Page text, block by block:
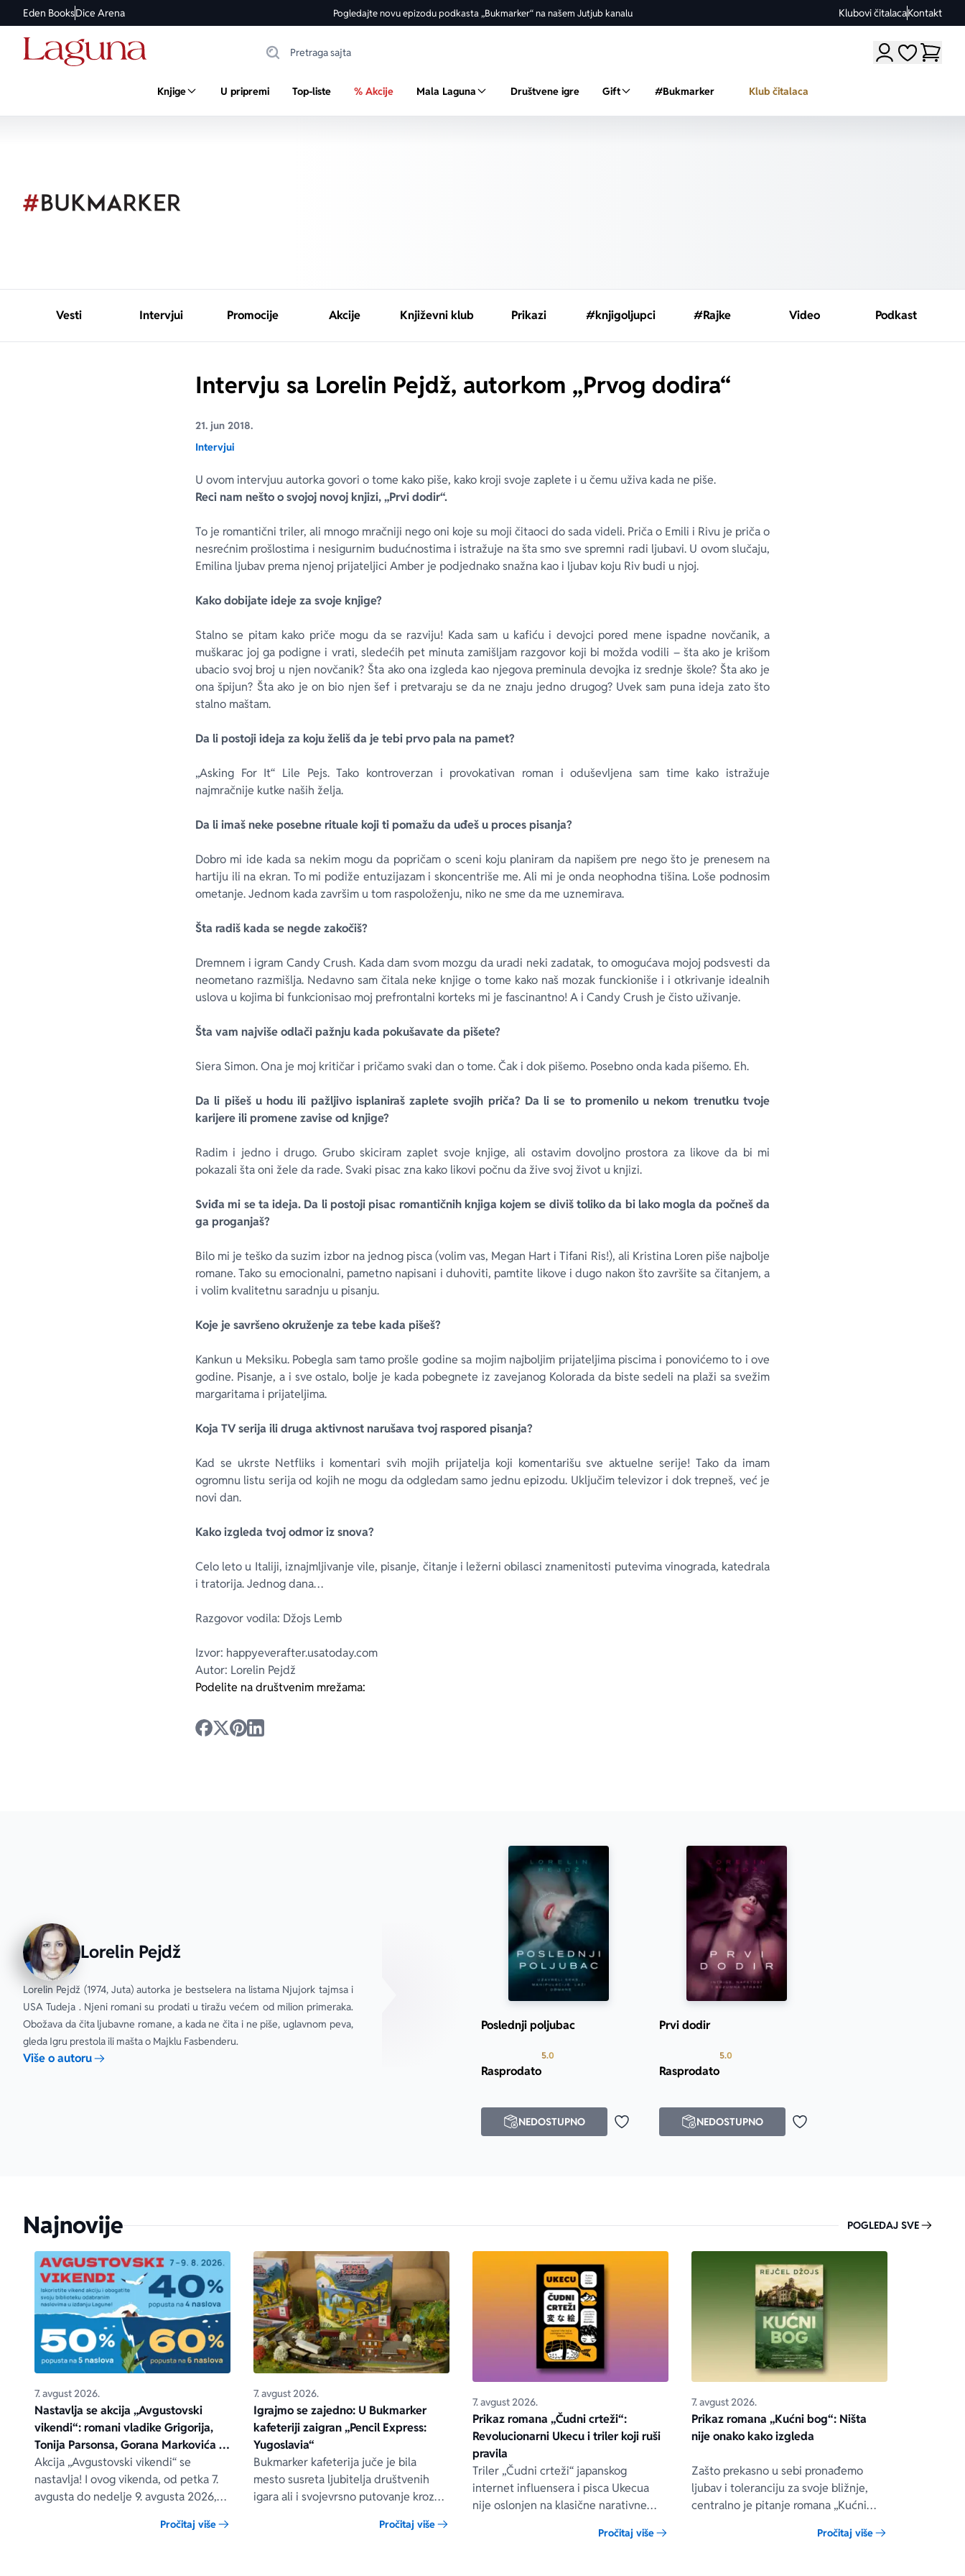
Eden BooksDice Arena Pogledajte novu epizodu podkasta „Bukmarker“ na našem Jutjub kanalu Klubovi čitalacaKontakt
Moji omiljeni
Knjige U pripremi Top-liste % Akcije Mala Laguna Društvene igre Gift #Bukmarker Klub čitalaca
Vesti Intervjui Promocije Akcije Književni klub Prikazi #knjigoljupci #Rajke Video Podkast
Intervju sa Lorelin Pejdž, autorkom „Prvog dodira“
21. jun 2018.
Intervjui
U ovom intervjuu autorka govori o tome kako piše, kako kroji svoje zaplete i u čemu uživa kada ne piše.
Reci nam nešto o svojoj novoj knjizi, „Prvi dodir“.
To je romantični triler, ali mnogo mračniji nego oni koje su moji čitaoci do sada videli. Priča o Emili i Rivu je priča o
nesrećnim prošlostima i nesigurnim budućnostima i istražuje na šta smo sve spremni radi ljubavi. U ovom slučaju,
Emilina ljubav prema njenoj prijateljici Amber je podjednako snažna kao i ljubav koju Riv budi u njoj.
Kako dobijate ideje za svoje knjige?
Stalno se pitam kako priče mogu da se razviju! Kada sam u kafiću i devojci pored mene ispadne novčanik, a
muškarac joj ga podigne i vrati, sledećih pet minuta zamišljam razgovor koji bi možda vodili – šta ako je krišom
ubacio svoj broj u njen novčanik? Šta ako ona izgleda kao njegova preminula devojka iz srednje škole? Šta ako je
ona špijun? Šta ako je on bio njen šef i pretvaraju se da ne znaju jedno drugog? Uvek sam puna ideja zato što
stalno maštam.
Da li postoji ideja za koju želiš da je tebi prvo pala na pamet?
„Asking For It“ Lile Pejs. Tako kontroverzan i provokativan roman i oduševljena sam time kako istražuje
najmračnije kutke naših želja.
Da li imaš neke posebne rituale koji ti pomažu da uđeš u proces pisanja?
Dobro mi ide kada sa nekim mogu da popričam o sceni koju planiram da napišem pre nego što je prenesem na
hartiju ili na ekran. To mi podiže entuzijazam i skoncentriše me. Ali mi je onda neophodna tišina. Loše podnosim
ometanje. Jednom kada završim u tom raspoloženju, niko ne sme da me uznemirava.
Šta radiš kada se negde zakočiš?
Dremnem i igram Candy Crush. Kada dam svom mozgu da uradi neki zadatak, to omogućava mojoj podsvesti da
neometano razmišlja. Nedavno sam čitala neke knjige o tome kako naš mozak funckioniše i i otkrivanje idealnih
uslova u kojima bi funkcionisao moj prefrontalni korteks mi je fascinantno! A i Candy Crush je čisto uživanje.
Šta vam najviše odlači pažnju kada pokušavate da pišete?
Siera Simon. Ona je moj kritičar i pričamo svaki dan o tome. Čak i dok pišemo. Posebno onda kada pišemo. Eh.
Da li pišeš u hodu ili pažljivo isplaniraš zaplete svojih priča? Da li se to promenilo u nekom trenutku tvoje
karijere ili promene zavise od knjige?
Radim i jedno i drugo. Grubo skiciram zaplet svoje knjige, ali ostavim dovoljno prostora za likove da bi mi
pokazali šta oni žele da rade. Svaki pisac zna kako likovi počnu da žive svoj život u knjizi.
Sviđa mi se ta ideja. Da li postoji pisac romantičnih knjiga kojem se diviš toliko da bi lako mogla da počneš da
ga proganjaš?
Bilo mi je teško da suzim izbor na jednog pisca (volim vas, Megan Hart i Tifani Ris!), ali Kristina Loren piše najbolje
romane. Tako su emocionalni, pametno napisani i duhoviti, pamtite likove i dugo nakon što završite sa čitanjem, a
i volim kvalitetnu saradnju u pisanju.
Koje je savršeno okruženje za tebe kada pišeš?
Kankun u Meksiku. Pobegla sam tamo prošle godine sa mojim najboljim prijateljima piscima i ponovićemo to i ove
godine. Pisanje, a i sve ostalo, bolje je kada pobegnete iz zavejanog Kolorada da biste sedeli na plaži sa svežim
margaritama i prijateljima.
Koja TV serija ili druga aktivnost narušava tvoj raspored pisanja?
Kad se ukrste Netfliks i komentari svih mojih prijatelja koji komentarišu sve aktuelne serije! Tako da imam
ogromnu listu serija od kojih ne mogu da odgledam samo jednu epizodu. Uključim televizor i dok trepneš, već je
novi dan.
Kako izgleda tvoj odmor iz snova?
Celo leto u Italiji, iznajmljivanje vile, pisanje, čitanje i ležerni obilasci znamenitosti putevima vinograda, katedrala
i tratorija. Jednog dana…
Razgovor vodila: Džojs Lemb
Izvor: happyeverafter.usatoday.com
Autor: Lorelin Pejdž
Podelite na društvenim mrežama:
Lorelin Pejdž
Lorelin Pejdž (1974, Juta) autorka je bestselera na listama Njujork tajmsa i
USA Tudeja . Njeni romani su prodati u tiražu većem od milion primeraka.
Obožava da čita ljubavne romane, a kada ne čita i ne piše, uglavnom peva,
gleda Igru prestola ili mašta o Majklu Fasbenderu.
Više o autoru
Poslednji poljubac
5.0
Rasprodato
Dodaj u omiljene
NEDOSTUPNO
Prvi dodir
5.0
Rasprodato
Dodaj u omiljene
NEDOSTUPNO
Najnovije POGLEDAJ SVE
7. avgust 2026.
Nastavlja se akcija „Avgustovski
vikendi“: romani vladike Grigorija,
Tonija Parsonsa, Gorana Markovića i
drugih – na popustu od čak 40, 50 i
60%
Akcija „Avgustovski vikendi“ se
nastavlja! I ovog vikenda, od petka 7.
avgusta do nedelje 9. avgusta 2026,
odabrane Lagunine knjige, i to na
Pročitaj više
7. avgust 2026.
Igrajmo se zajedno: U Bukmarker
kafeteriji zaigran „Pencil Express:
Yugoslavia“
Bukmarker kafeterija juče je bila
mesto susreta ljubitelja društvenih
igara ali i svojevrsno putovanje kroz
Pročitaj više
7. avgust 2026.
Prikaz romana „Čudni crteži“:
Revolucionarni Ukecu i triler koji ruši
pravila
Triler „Čudni crteži“ japanskog
internet influensera i pisca Ukecua
nije oslonjen na klasične narativne
građenja napetosti. Umesto toga, on
Pročitaj više
7. avgust 2026.
Prikaz romana „Kućni bog“: Ništa
nije onako kako izgleda
Zašto prekasno u sebi pronađemo
ljubav i toleranciju za svoje bližnje,
centralno je pitanje romana „Kućni
kojem se prepliću teme porodice,
Pročitaj više